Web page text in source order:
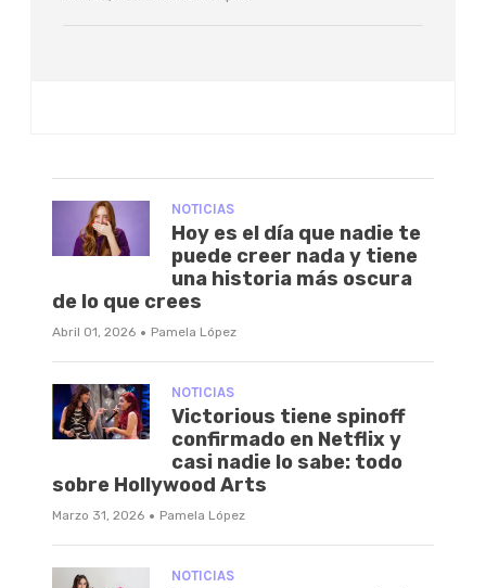
NOTICIAS
Hoy es el día que nadie te
puede creer nada y tiene
una historia más oscura
de lo que crees
Abril 01, 2026 · Pamela López
NOTICIAS
Victorious tiene spinoff
confirmado en Netflix y
casi nadie lo sabe: todo
sobre Hollywood Arts
Marzo 31, 2026 · Pamela López
NOTICIAS